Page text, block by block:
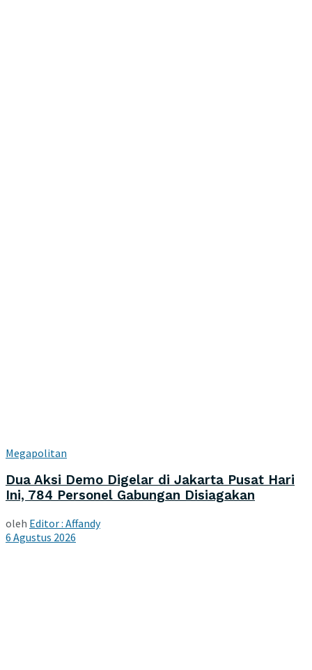
Megapolitan
Dua Aksi Demo Digelar di Jakarta Pusat Hari
Ini, 784 Personel Gabungan Disiagakan
oleh Editor : Affandy
6 Agustus 2026